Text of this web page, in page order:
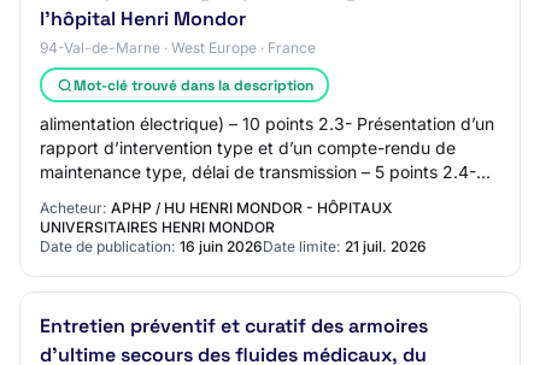
l’hôpital Henri Mondor
94-Val-de-Marne · West Europe · France
Mot-clé trouvé dans la description
alimentation électrique) – 10 points 2.3- Présentation d’un
rapport d’intervention type et d’un compte-rendu de
maintenance type, délai de transmission – 5 points 2.4-
Acheteur: APHP / HU HENRI MONDOR - HÔPITAUX
UNIVERSITAIRES HENRI MONDOR
Date de publication: 16 juin 2026Date limite: 21 juil. 2026
Entretien préventif et curatif des armoires
d’ultime secours des fluides médicaux, du